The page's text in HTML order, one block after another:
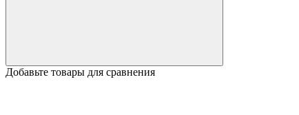
Добавьте товары для сравнения